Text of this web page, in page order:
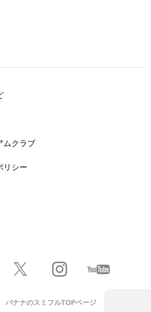
ムクラブ
リシー
バナナのスミフルTOPページ